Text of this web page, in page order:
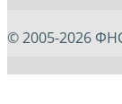
© 2005-2026